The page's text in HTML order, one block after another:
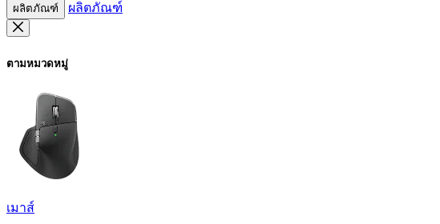
ผลิตภัณฑ์ ผลิตภัณฑ์
ตามหมวดหมู่
เมาส์